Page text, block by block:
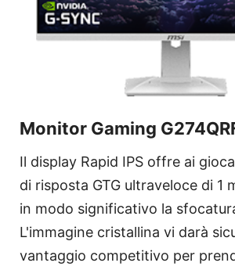
Monitor Gaming
Il display Rapid IPS offre ai
di risposta GTG ultraveloce di 1
in modo significativo la
L'immagine cristallina vi darà
vantaggio competitivo per